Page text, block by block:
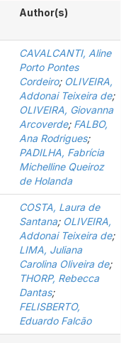
Author(s)
CAVALCANTI, Aline
Porto Pontes
Cordeiro; OLIVEIRA,
Addonai Teixeira de;
OLIVEIRA, Giovanna
Arcoverde; FALBO,
Ana Rodrigues;
PADILHA, Fabrícia
Michelline Queiroz
de Holanda
COSTA, Laura de
Santana; OLIVEIRA,
Addonai Teixeira de;
LIMA, Juliana
Carolina Oliveira de;
THORP, Rebecca
Dantas;
FELISBERTO,
Eduardo Falcão